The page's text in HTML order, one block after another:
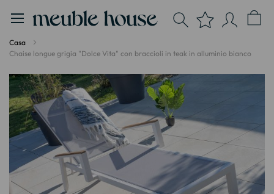
Casa
Chaise longue grigia "Dolce Vita" con braccioli in teak in alluminio bianco
Vai
alla
fine
della
galleria
immagini